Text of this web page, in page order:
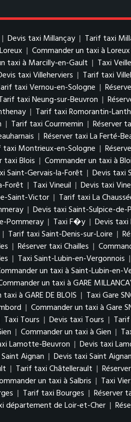
| Devis taxi Millançay | Tarif taxi
| Commander un taxi à Loreux
taxi à Marcilly-en-Gault | Taxi
taxi Villeherviers | Tarif taxi
taxi Vernou-en-Sologne |
taxi Neung-sur-Beuvron |
| Tarif taxi Romorantin-
| Tarif taxi Courmemin | Réserver
| Réserver taxi La Ferté-
taxi Montrieux-en-Sologne |
taxi Blois | Commander un taxi à
Saint-Gervais-la-Forêt | Devis taxi
Forêt | Taxi Vineuil | Devis taxi
Saint-Victor | Tarif taxi La
| Devis taxi Saint-Sulpice-de-
Pommeray | Taxi F�y | Devis
| Tarif taxi Saint-Denis-sur-Loire |
| Réserver taxi Chailles |
| Taxi Saint-Lubin-en-Vergonnois |
un taxi à Saint-Lubin-en-
un taxi à GARE
à GARE DE BLOIS | Taxi Gare
| Commander un taxi à Gare
Taxi Tours | Devis taxi Tours |
| Commander un taxi à Gien |
Lamotte-Beuvron | Devis taxi
Aignan | Devis taxi Saint Aignan
| Tarif taxi Châtellerault |
un taxi à Salbris | Taxi
| Tarif taxi Bourges | Réserver
département de Loir-et-Cher |